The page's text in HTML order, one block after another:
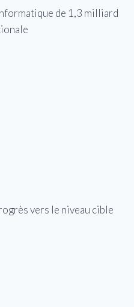
de 1,3 milliard
vers le niveau cible